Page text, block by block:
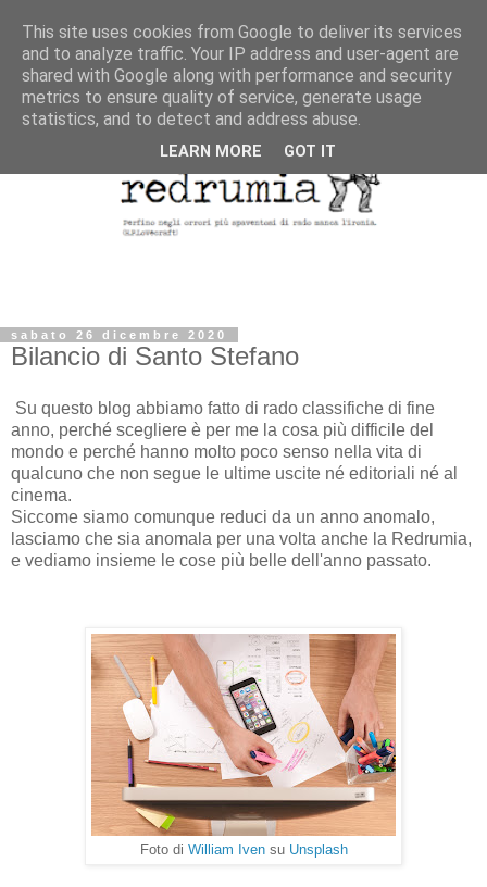
sabato 26 dicembre 2020
Bilancio di Santo Stefano
Su questo blog abbiamo fatto di rado classifiche di fine
anno, perché scegliere è per me la cosa più difficile del
mondo e perché hanno molto poco senso nella vita di
qualcuno che non segue le ultime uscite né editoriali né al
cinema.
Siccome siamo comunque reduci da un anno anomalo,
lasciamo che sia anomala per una volta anche la Redrumia,
e vediamo insieme le cose più belle dell'anno passato.
Foto di William Ivensu Unsplash
This site uses cookies from Google to deliver its services
and to analyze traffic. Your IP address and user-agent are
shared with Google along with performance and security
metrics to ensure quality of service, generate usage
statistics, and to detect and address abuse.
LEARN MORE GOT IT